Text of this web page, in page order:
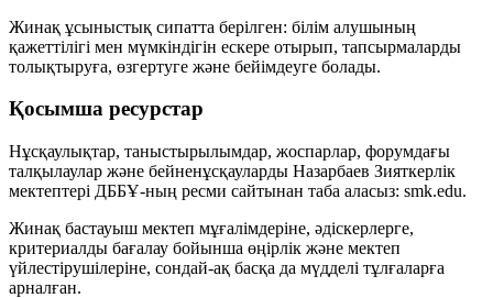
Жинақ ұсыныстық сипатта берілген: білім алушының
қажеттілігі мен мүмкіндігін ескере отырып, тапсырмаларды
толықтыруға, өзгертуге және бейімдеуге болады.
Қосымша ресурстар
Нұсқаулықтар, таныстырылымдар, жоспарлар, форумдағы
талқылаулар және бейненұсқауларды Назарбаев Зияткерлік
мектептері ДББҰ-ның ресми сайтынан таба аласыз: smk.edu.
Жинақ бастауыш мектеп мұғалімдеріне, әдіскерлерге,
критериалды бағалау бойынша өңірлік және мектеп
үйлестірушілеріне, сондай-ақ басқа да мүдделі тұлғаларға
арналған.